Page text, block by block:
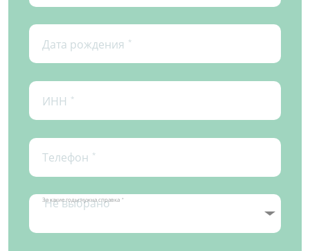
Дата рождения *
ИНН *
Телефон *
За какие годы нужна справка *